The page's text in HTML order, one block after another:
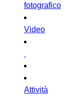
fotografico
Video
Attività